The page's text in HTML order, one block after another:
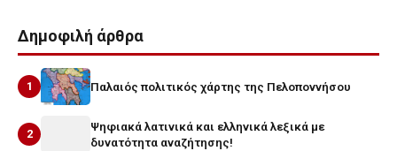
Δημοφιλή άρθρα
1 Παλαιός πολιτικός χάρτης της Πελοποννήσου
2
Ψηφιακά λατινικά και ελληνικά λεξικά με
δυνατότητα αναζήτησης!